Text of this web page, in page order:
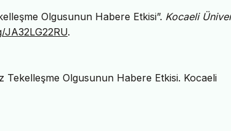
Olgusunun Habere Etkisi”. Kocaeli
.
Tekelleşme Olgusunun Habere Etkisi. Kocaeli